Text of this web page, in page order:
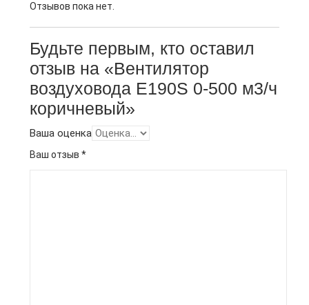
Отзывов пока нет.
Будьте первым, кто оставил
отзыв на «Вентилятор
воздуховода E190S 0-500 м3/ч
коричневый»
Ваша оценка
Ваш отзыв *